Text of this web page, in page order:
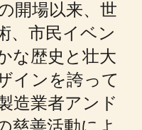
開場以来、世
、市民イベン
な歴史と壮大
インを誇って
造業者アンド